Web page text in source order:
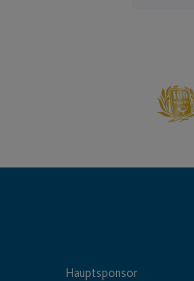
Hauptsponsor